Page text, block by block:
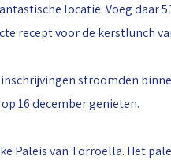
locatie. Voeg daar
recept voor de kerstlunch
stroomden
16 december genieten.
Paleis van Torroella. Het